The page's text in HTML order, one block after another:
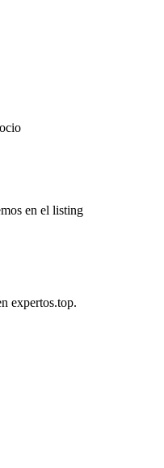
en el listing
expertos.top.